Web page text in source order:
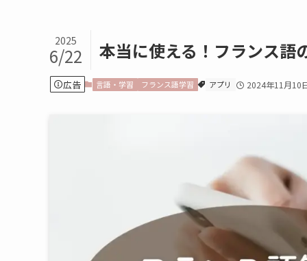
本当に使える！フランス語
2025
6/22
広告 言語・学習 フランス語学習 アプリ 2024年11月10